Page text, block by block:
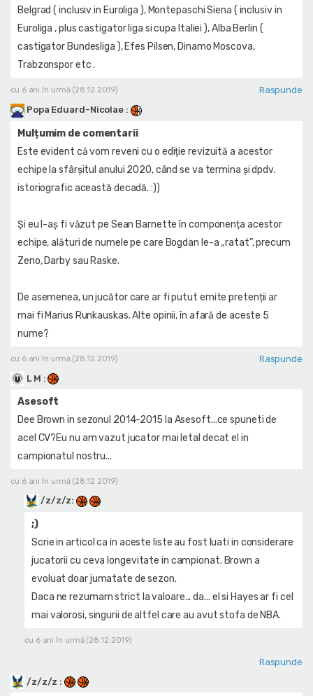
Belgrad ( inclusiv in Euroliga ), Montepaschi Siena ( inclusiv in
Euroliga , plus castigator liga si cupa Italiei ), Alba Berlin (
castigator Bundesliga ), Efes Pilsen, Dinamo Moscova,
Trabzonspor etc .
cu 6 ani în urmă (28.12.2019)
Raspunde
Popa Eduard-Nicolae :
Mulțumim de comentarii
Este evident că vom reveni cu o ediție revizuită a acestor
echipe la sfârșitul anului 2020, când se va termina și dpdv.
istoriografic această decadă. :))
Și eu l-aș fi văzut pe Sean Barnette în componența acestor
echipe, alături de numele pe care Bogdan le-a „ratat”, precum
Zeno, Darby sau Raske.
De asemenea, un jucător care ar fi putut emite pretenții ar
mai fi Marius Runkauskas. Alte opinii, în afară de aceste 5
nume?
cu 6 ani în urmă (28.12.2019)
Raspunde
L M :
Asesoft
Dee Brown in sezonul 2014-2015 la Asesoft...ce spuneti de
acel CV?Eu nu am vazut jucator mai letal decat el in
campionatul nostru...
cu 6 ani în urmă (28.12.2019)
/z/z/z:
;)
Scrie in articol ca in aceste liste au fost luati in considerare
jucatorii cu ceva longevitate in campionat. Brown a
evoluat doar jumatate de sezon.
Daca ne rezumam strict la valoare... da... el si Hayes ar fi cel
mai valorosi, singurii de altfel care au avut stofa de NBA.
cu 6 ani în urmă (28.12.2019)
Raspunde
/z/z/z :